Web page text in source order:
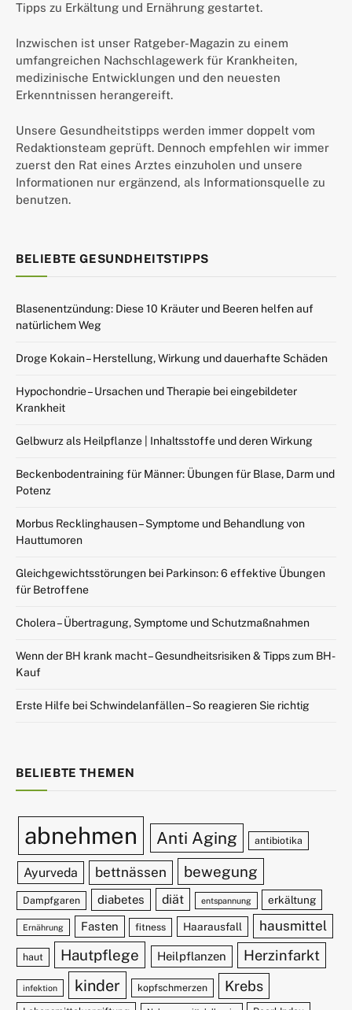
Tipps zu Erkältung und Ernährung gestartet.
Inzwischen ist unser Ratgeber-Magazin zu einem
umfangreichen Nachschlagewerk für Krankheiten,
medizinische Entwicklungen und den neuesten
Erkenntnissen herangereift.
Unsere Gesundheitstipps werden immer doppelt vom
Redaktionsteam geprüft. Dennoch empfehlen wir immer
zuerst den Rat eines Arztes einzuholen und unsere
Informationen nur ergänzend, als Informationsquelle zu
benutzen.
BELIEBTE GESUNDHEITSTIPPS
Blasenentzündung: Diese 10 Kräuter und Beeren helfen auf
natürlichem Weg
Droge Kokain – Herstellung, Wirkung und dauerhafte Schäden
Hypochondrie – Ursachen und Therapie bei eingebildeter
Krankheit
Gelbwurz als Heilpflanze | Inhaltsstoffe und deren Wirkung
Beckenbodentraining für Männer: Übungen für Blase, Darm und
Potenz
Morbus Recklinghausen – Symptome und Behandlung von
Hauttumoren
Gleichgewichtsstörungen bei Parkinson: 6 effektive Übungen
für Betroffene
Cholera – Übertragung, Symptome und Schutzmaßnahmen
Wenn der BH krank macht – Gesundheitsrisiken & Tipps zum BH-
Kauf
Erste Hilfe bei Schwindelanfällen – So reagieren Sie richtig
BELIEBTE THEMEN
abnehmen Anti Aging antibiotika
Ayurveda bettnässen bewegung
Dampfgaren diabetes diät entspannung erkältung
Ernährung Fasten fitness Haarausfall hausmittel
haut Hautpflege Heilpflanzen Herzinfarkt
infektion kinder kopfschmerzen Krebs